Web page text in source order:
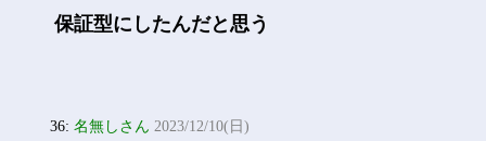
保証型にしたんだと思う
36:名無しさん 2023/12/10(日)